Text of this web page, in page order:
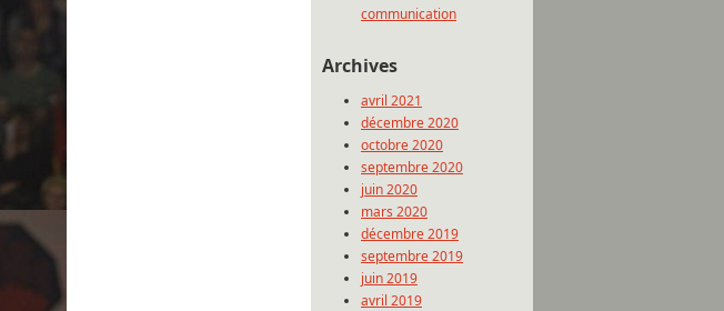
communication
Archives
avril 2021
décembre 2020
octobre 2020
septembre 2020
juin 2020
mars 2020
décembre 2019
septembre 2019
juin 2019
avril 2019